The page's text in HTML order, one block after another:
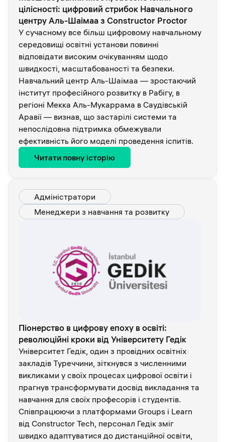
цілісності: цифровий стрибок Навчального
центру Аль-Шаімаа з Constructor Proctor
У сучасному все більш цифровому навчальному
середовищі освітні установи повинні
відповідати високим очікуванням щодо
швидкості, масштабованості та безпеки.
Навчальний центр Аль-Шаімаа — зростаючий
інститут професійного розвитку в Рабігу, в
регіоні Мекка Аль-Мукаррама в Саудівській
Аравії — визнав, що застарілі системи та
непослідовна підтримка обмежували
ефективність його моделі проведення іспитів.
Читати повну історію
Адміністратори
Менеджери з навчання та розвитку
Піонерство в цифрову епоху в освіті:
революційні кроки від Університету Гедік
Університет Гедік, один з провідних освітніх
закладів Туреччини, зіткнувся з численними
викликами у своїх процесах цифрової освіти і
прагнув трансформувати досвід викладання та
навчання для своїх професорів і студентів.
Співпрацюючи з платформами Groups і Learn
від Constructor Tech, персонал Гедік зміг
швидко адаптуватися до дистанційної освіти,